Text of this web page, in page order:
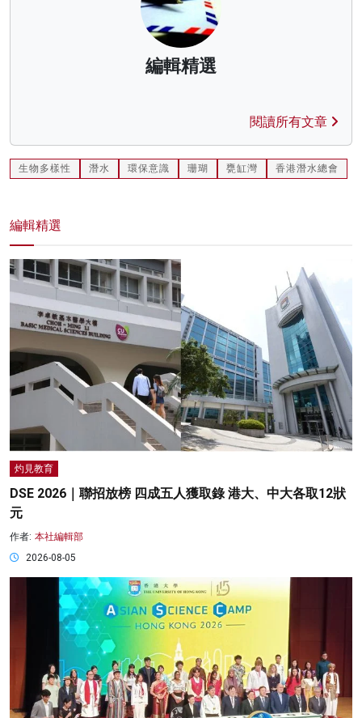
編輯精選
閱讀所有文章
生物多樣性 潛水 環保意識 珊瑚 甕缸灣 香港潛水總會
編輯精選
灼見教育
DSE 2026｜聯招放榜 四成五人獲取錄 港大、中大各取12狀
元
作者: 本社編輯部
2026-08-05